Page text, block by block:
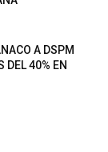
A DSPM
DEL 40% EN